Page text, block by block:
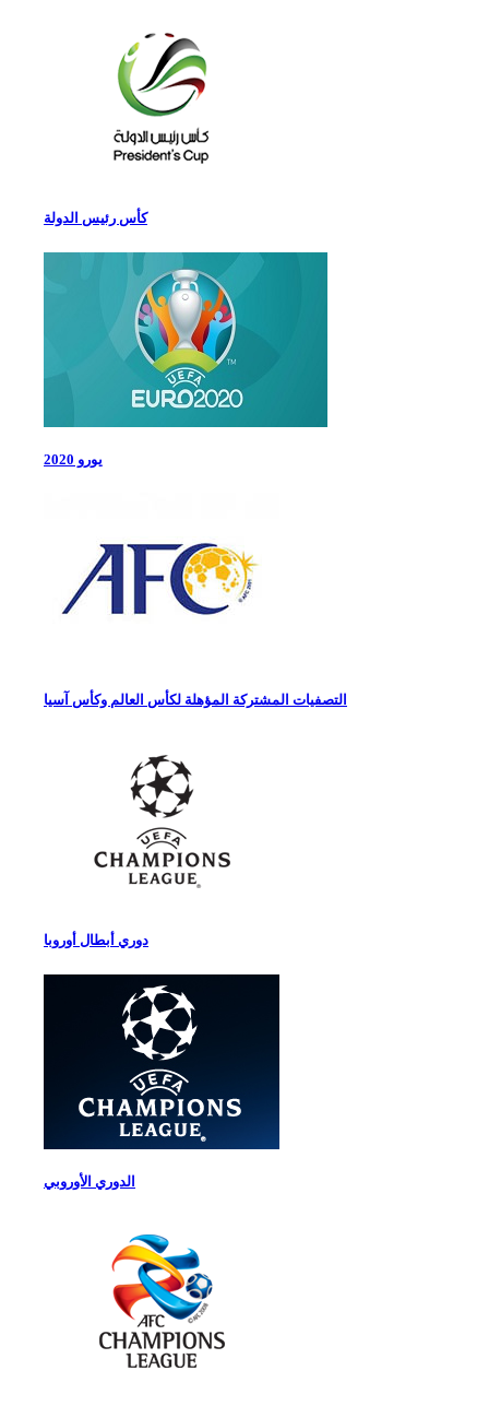
كأس رئيس الدولة
يورو 2020
التصفيات المشتركة المؤهلة لكأس العالم وكأس آسيا
دوري أبطال أوروبا
الدوري الأوروبي